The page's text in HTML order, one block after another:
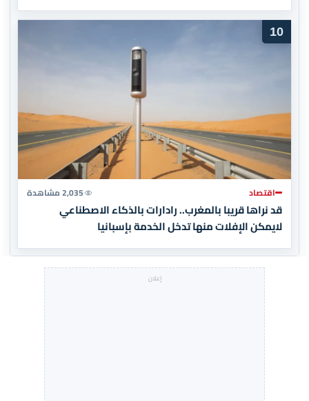
10
اقتصاد 2,035 مشاهدة
قد نراها قريبا بالمغرب.. رادارات بالذكاء الاصطناعي
لايمكن الإفلات منها تدخل الخدمة بإسبانيا